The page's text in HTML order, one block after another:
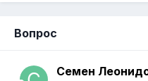
Вопрос
Семен